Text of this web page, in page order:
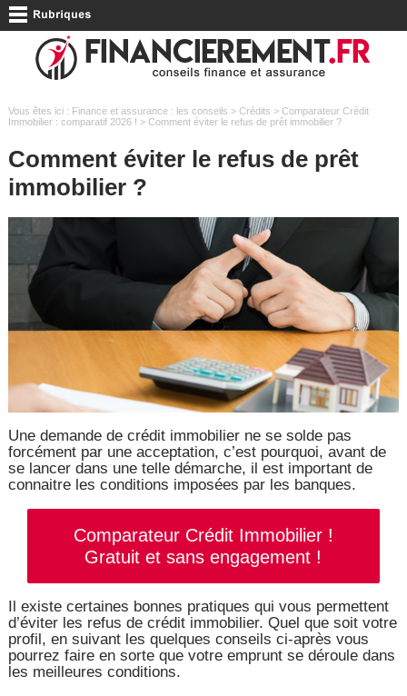
Vous êtes ici : Finance et assurance : les conseils > Crédits > Comparateur Crédit
Immobilier : comparatif 2026 ! > Comment éviter le refus de prêt immobilier ?
Comment éviter le refus de prêt
immobilier ?
Une demande de crédit immobilier ne se solde pas
forcément par une acceptation, c’est pourquoi, avant de
se lancer dans une telle démarche, il est important de
connaitre les conditions imposées par les banques.
Comparateur Crédit Immobilier !
Gratuit et sans engagement !
Il existe certaines bonnes pratiques qui vous permettent
d’éviter les refus de crédit immobilier. Quel que soit votre
profil, en suivant les quelques conseils ci-après vous
pourrez faire en sorte que votre emprunt se déroule dans
les meilleures conditions.